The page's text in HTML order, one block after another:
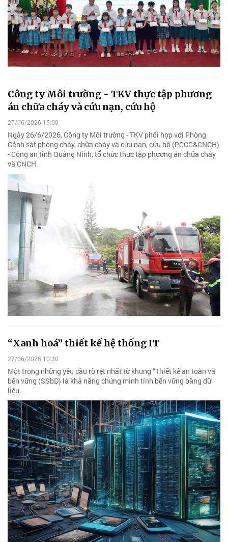
Công ty Môi trường - TKV thực tập phương
án chữa cháy và cứu nạn, cứu hộ
27/06/2026 15:00
Ngày 26/6/2026, Công ty Môi trường - TKV phối hợp với Phòng
Cảnh sát phòng cháy, chữa cháy và cứu nạn, cứu hộ (PCCC&CNCH)
- Công an tỉnh Quảng Ninh, tổ chức thực tập phương án chữa cháy
và CNCH.
“Xanh hoá” thiết kế hệ thống IT
27/06/2026 10:30
Một trong những yêu cầu rõ rệt nhất từ khung “Thiết kế an toàn và
bền vững (SSbD) là khả năng chứng minh tính bền vững bằng dữ
liệu.